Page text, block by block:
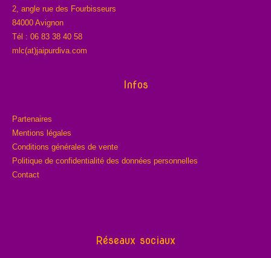
2, angle rue des Fourbisseurs
84000 Avignon
Tél : 06 83 38 40 58
mlc(at)jaipurdiva.com
Infos
Partenaires
Mentions légales
Conditions générales de vente
Politique de confidentialité des données personnelles
Contact
Réseaux sociaux